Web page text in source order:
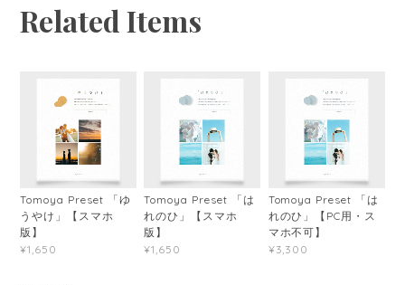
Related Items
Tomoya Preset 「ゆ
うやけ」【スマホ
版】
¥1,650
Tomoya Preset 「は
れのひ」【スマホ
版】
¥1,650
Tomoya Preset 「は
れのひ」【PC用・ス
マホ不可】
¥3,300